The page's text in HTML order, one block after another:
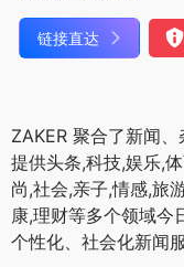
链接直达
ZAKER 聚合了新闻
提供头条,科技,娱乐,
尚,社会,亲子,情感,旅
康,理财等多个领域今
个性化、社会化新闻服